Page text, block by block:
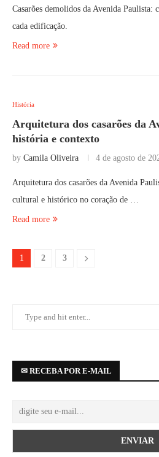
Casarões demolidos da Avenida Paulista:
cada edificação.
Read more
História
Arquitetura dos casarões da
história e contexto
by Camila Oliveira 4 de agosto de
Arquitetura dos casarões da Avenida
cultural e histórico no coração de …
Read more
1 2 3
✉ RECEBA POR E-MAIL